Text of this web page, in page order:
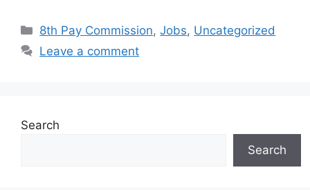
Categories
8th Pay Commission,Jobs, Uncategorized
Leave a comment
Search
Search